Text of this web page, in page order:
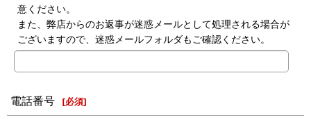
意ください。
また、弊店からのお返事が迷惑メールとして処理される場合が
ございますので、迷惑メールフォルダもご確認ください。
電話番号 [必須]